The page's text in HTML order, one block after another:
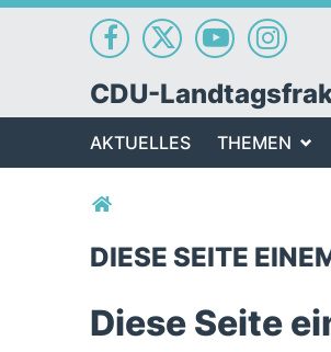
CDU-
AKTUELLES THEMEN
Sie sind hier
DIESE SEITE
Diese Seite